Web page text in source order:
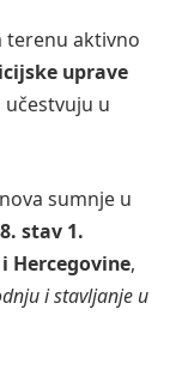
terenu aktivno
uprave
u
sumnje u
stav 1.
Hercegovine,
i stavljanje u